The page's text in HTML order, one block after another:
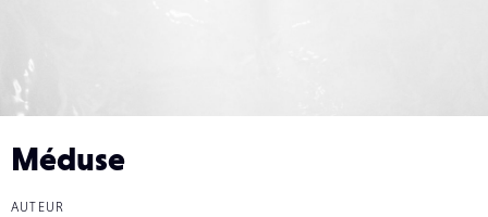
Méduse
AUTEUR